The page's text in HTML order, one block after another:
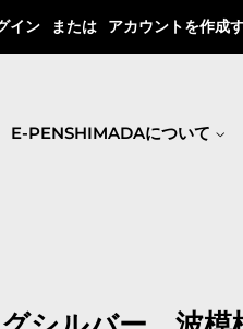
イン または アカウントを作成
E-PENSHIMADAについて